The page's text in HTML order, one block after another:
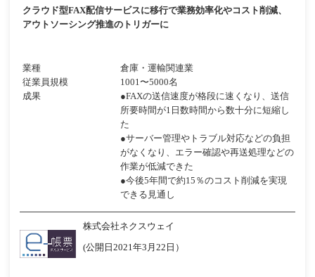
クラウド型FAX配信サービスに移行で業務効率化やコスト削減、
アウトソーシング推進のトリガーに
業種
倉庫・運輸関連業
従業員規模
1001〜5000名
成果
●FAXの送信速度が格段に速くなり、送信
所要時間が1日数時間から数十分に短縮し
た
●サーバー管理やトラブル対応などの負担
がなくなり、エラー確認や再送処理などの
作業が低減できた
●今後5年間で約15％のコスト削減を実現
できる見通し
株式会社ネクスウェイ
(公開日2021年3月22日）